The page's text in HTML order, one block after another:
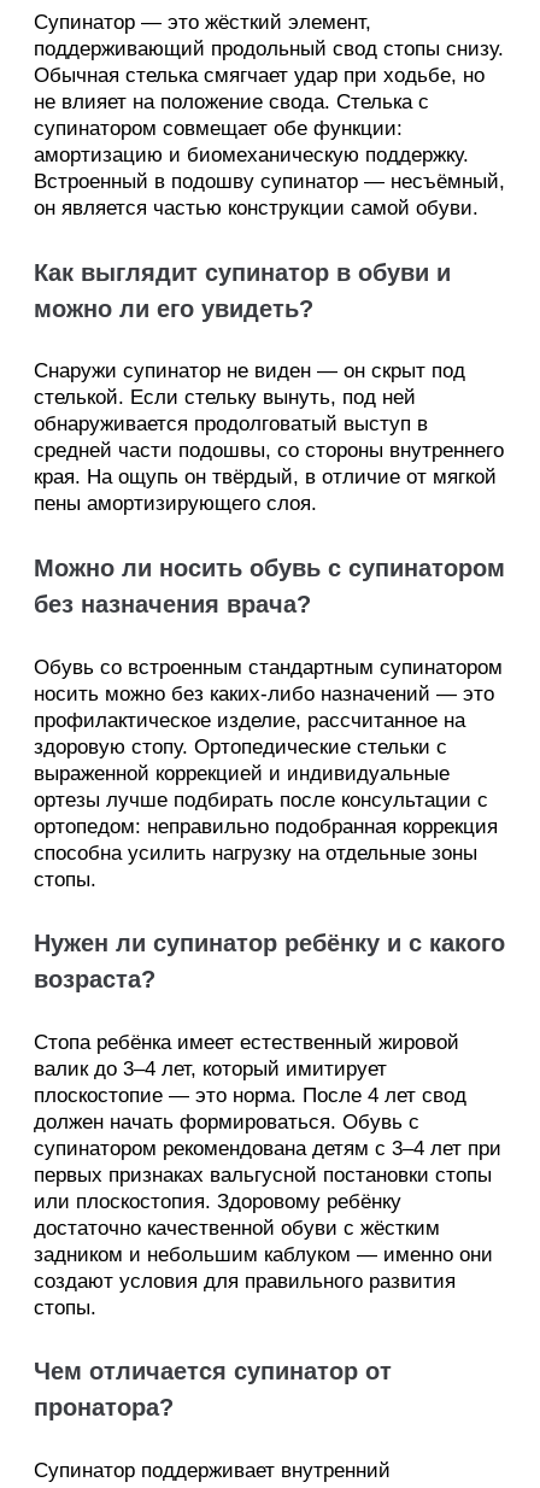
Супинатор — это жёсткий элемент,
поддерживающий продольный свод стопы снизу.
Обычная стелька смягчает удар при ходьбе, но
не влияет на положение свода. Стелька с
супинатором совмещает обе функции:
амортизацию и биомеханическую поддержку.
Встроенный в подошву супинатор — несъёмный,
он является частью конструкции самой обуви.
Как выглядит супинатор в обуви и
можно ли его увидеть?
Снаружи супинатор не виден — он скрыт под
стелькой. Если стельку вынуть, под ней
обнаруживается продолговатый выступ в
средней части подошвы, со стороны внутреннего
края. На ощупь он твёрдый, в отличие от мягкой
пены амортизирующего слоя.
Можно ли носить обувь с супинатором
без назначения врача?
Обувь со встроенным стандартным супинатором
носить можно без каких-либо назначений — это
профилактическое изделие, рассчитанное на
здоровую стопу. Ортопедические стельки с
выраженной коррекцией и индивидуальные
ортезы лучше подбирать после консультации с
ортопедом: неправильно подобранная коррекция
способна усилить нагрузку на отдельные зоны
стопы.
Нужен ли супинатор ребёнку и с какого
возраста?
Стопа ребёнка имеет естественный жировой
валик до 3–4 лет, который имитирует
плоскостопие — это норма. После 4 лет свод
должен начать формироваться. Обувь с
супинатором рекомендована детям с 3–4 лет при
первых признаках вальгусной постановки стопы
или плоскостопия. Здоровому ребёнку
достаточно качественной обуви с жёстким
задником и небольшим каблуком — именно они
создают условия для правильного развития
стопы.
Чем отличается супинатор от
пронатора?
Супинатор поддерживает внутренний